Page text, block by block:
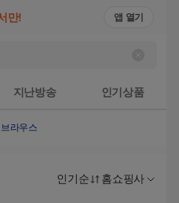
만! 앱 열기
지난방송 인기상품
브라우스
인기순 홈쇼핑사